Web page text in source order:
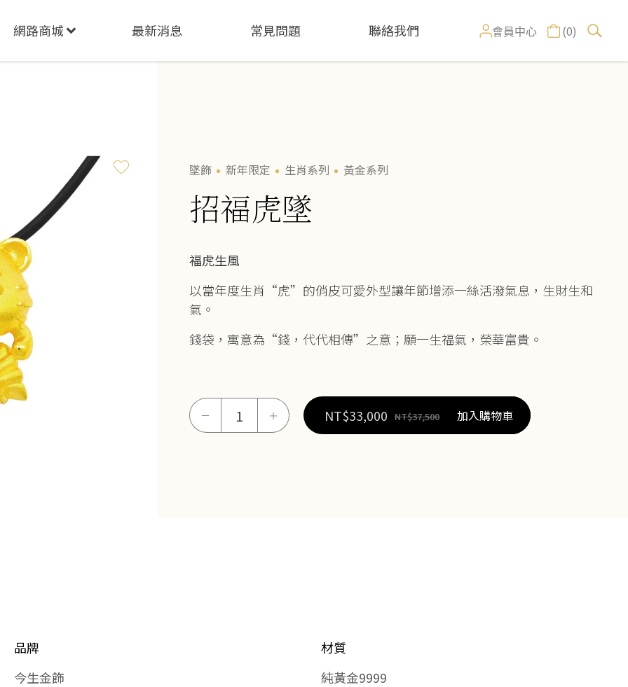
網路商城 最新消息 常見問題 聯絡我們 會員中心 (0)
墜飾 新年限定 生肖系列 黃金系列
招福虎墜
福虎生風
以當年度生肖“虎”的俏皮可愛外型讓年節增添一絲活潑氣息，生財生和
氣。
錢袋，寓意為“錢，代代相傳”之意；願一生福氣，榮華富貴。
－ ＋ NT$33,000 NT$37,500 加入購物車
品牌
今生金飾
材質
純黃金9999